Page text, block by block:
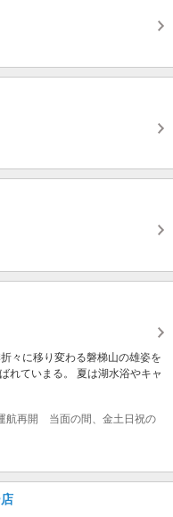
々に移り変わる磐梯山の雄姿を
れていまる。 夏は湖水浴やキャ
航再開 当面の間、金土日祝の